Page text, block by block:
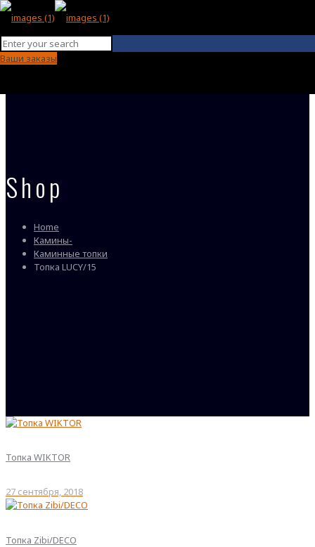
Ваши заказы
Shop
Home
Камины-
Каминные топки
Топка LUCY/15
Топка WIKTOR
27 сентября, 2018
Топка Zibi/DECO